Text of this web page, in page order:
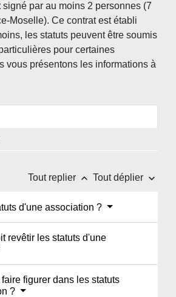
signé par au moins 2 personnes (7
Moselle). Ce contrat est établi
les statuts peuvent être soumis
pour certaines
vous présentons les informations à
Tout replier keyboard_arrow_up Tout déplier keyboard_arrow_down
d'une association ?
revêtir les statuts d'une
figurer dans les statuts
?